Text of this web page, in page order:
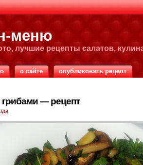
меню
лучшие рецепты салатов,
о сайте опубликовать рецепт
грибами — рецепт